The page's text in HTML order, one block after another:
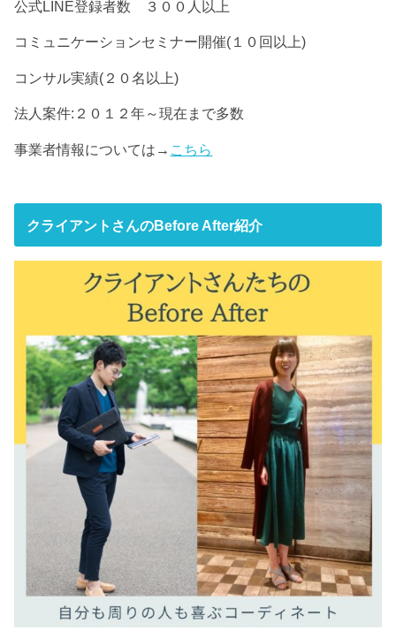
公式LINE登録者数 ３００人以上
コミュニケーションセミナー開催(１０回以上)
コンサル実績(２０名以上)
法人案件:２０１２年～現在まで多数
事業者情報については→ こちら
クライアントさんのBefore After紹介